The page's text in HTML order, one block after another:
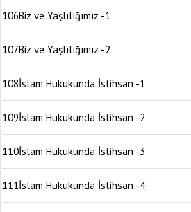
106Biz ve Yaşlılığımız -1
107Biz ve Yaşlılığımız -2
108İslam Hukukunda İstihsan -1
109İslam Hukukunda İstihsan -2
110İslam Hukukunda İstihsan -3
111İslam Hukukunda İstihsan -4